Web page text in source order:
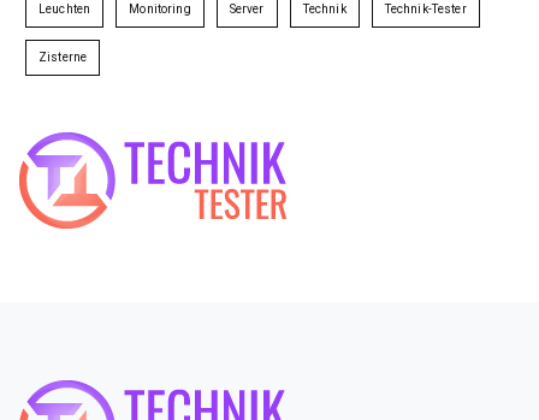
Leuchten Monitoring Server Technik Technik-Tester
Zisterne